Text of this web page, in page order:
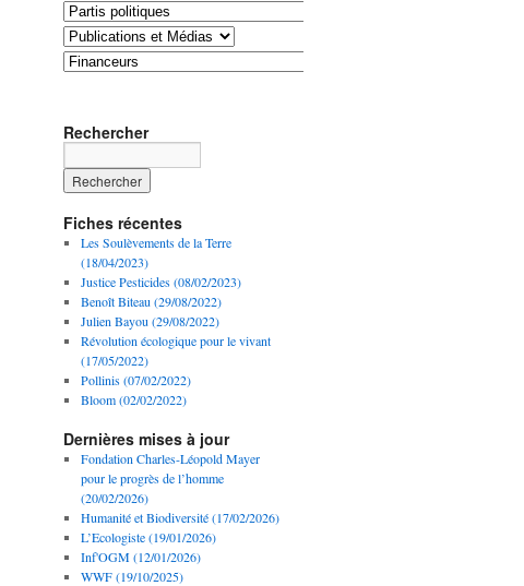
Rechercher
Fiches récentes
Les Soulèvements de la Terre
(18/04/2023)
Justice Pesticides (08/02/2023)
Benoît Biteau (29/08/2022)
Julien Bayou (29/08/2022)
Révolution écologique pour le vivant
(17/05/2022)
Pollinis (07/02/2022)
Bloom (02/02/2022)
Dernières mises à jour
Fondation Charles-Léopold Mayer
pour le progrès de l’homme
(20/02/2026)
Humanité et Biodiversité (17/02/2026)
L’Ecologiste (19/01/2026)
Inf'OGM (12/01/2026)
WWF (19/10/2025)